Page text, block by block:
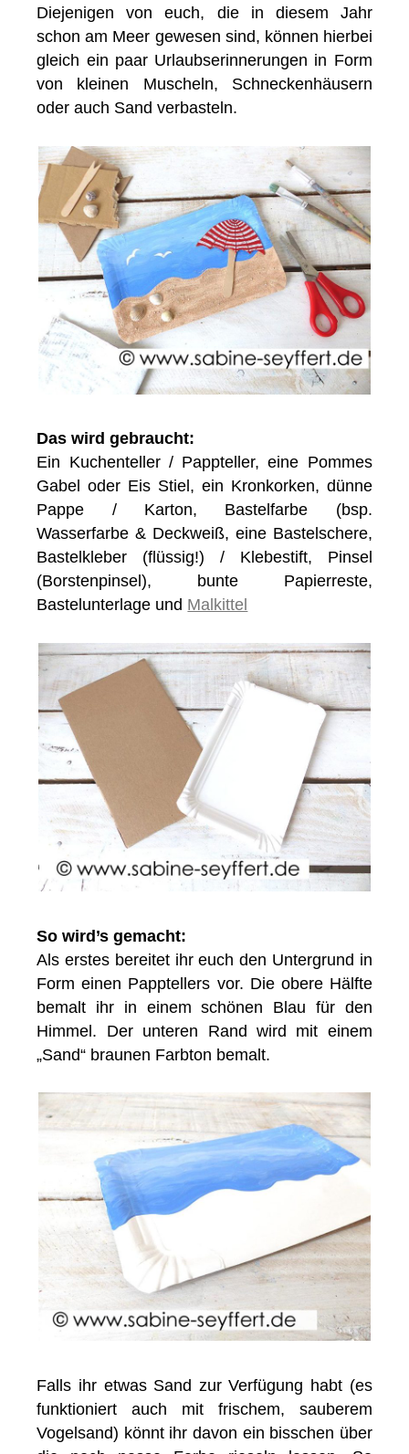
Diejenigen von euch, die in diesem Jahr
schon am Meer gewesen sind, können hierbei
gleich ein paar Urlaubserinnerungen in Form
von kleinen Muscheln, Schneckenhäusern
oder auch Sand verbasteln.
Das wird gebraucht:
Ein Kuchenteller / Pappteller, eine Pommes
Gabel oder Eis Stiel, ein Kronkorken, dünne
Pappe / Karton, Bastelfarbe (bsp.
Wasserfarbe & Deckweiß, eine Bastelschere,
Bastelkleber (flüssig!) / Klebestift, Pinsel
(Borstenpinsel), bunte Papierreste,
Bastelunterlage und Malkittel
So wird’s gemacht:
Als erstes bereitet ihr euch den Untergrund in
Form einen Papptellers vor. Die obere Hälfte
bemalt ihr in einem schönen Blau für den
Himmel. Der unteren Rand wird mit einem
„Sand“ braunen Farbton bemalt.
Falls ihr etwas Sand zur Verfügung habt (es
funktioniert auch mit frischem, sauberem
Vogelsand) könnt ihr davon ein bisschen über